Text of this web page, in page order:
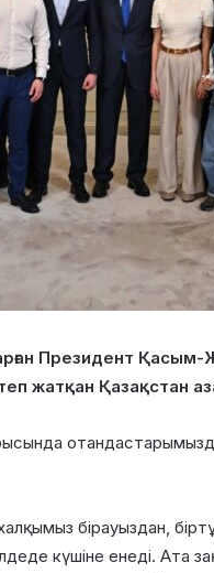
Президент Қасым-
жатқан Қазақстан
бірауыздан,
күшіне енеді. Ата